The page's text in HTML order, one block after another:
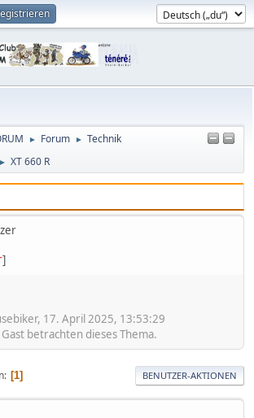
► Forum ► Technik
► XT 660 R
]
17. April 2025, 13:53:29
betrachten dieses Thema.
1 BENUTZER-AKTIONEN